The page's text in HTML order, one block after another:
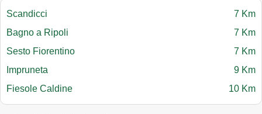
Scandicci
7 Km
Bagno a Ripoli
7 Km
Sesto Fiorentino
7 Km
Impruneta
9 Km
Fiesole Caldine
10 Km